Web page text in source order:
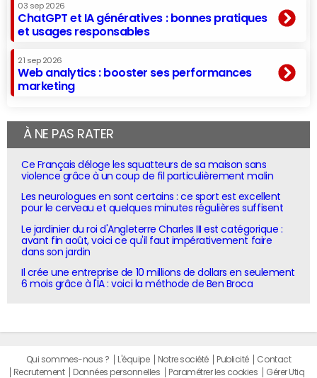
03 sep 2026
ChatGPT et IA génératives : bonnes pratiques
et usages responsables
21 sep 2026
Web analytics : booster ses performances
marketing
À NE PAS RATER
Ce Français déloge les squatteurs de sa maison sans
violence grâce à un coup de fil particulièrement malin
Les neurologues en sont certains : ce sport est excellent
pour le cerveau et quelques minutes régulières suffisent
Le jardinier du roi d'Angleterre Charles III est catégorique :
avant fin août, voici ce qu'il faut impérativement faire
dans son jardin
Il crée une entreprise de 10 millions de dollars en seulement
6 mois grâce à l'IA : voici la méthode de Ben Broca
Qui sommes-nous ? L'équipe Notre société Publicité
Contact
Recrutement
Données personnelles Paramétrer les cookies Gérer Utiq